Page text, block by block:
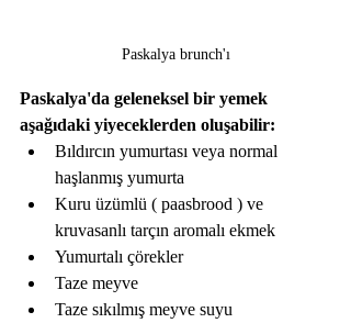
Paskalya brunch'ı
Paskalya'da geleneksel bir yemek
aşağıdaki yiyeceklerden oluşabilir:
Bıldırcın yumurtası veya normal
haşlanmış yumurta
Kuru üzümlü ( paasbrood ) ve
kruvasanlı tarçın aromalı ekmek
Yumurtalı çörekler
Taze meyve
Taze sıkılmış meyve suyu